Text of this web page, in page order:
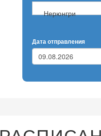
Нерюнгри
Дата отправления